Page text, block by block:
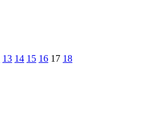
13 14 15 16 17 18